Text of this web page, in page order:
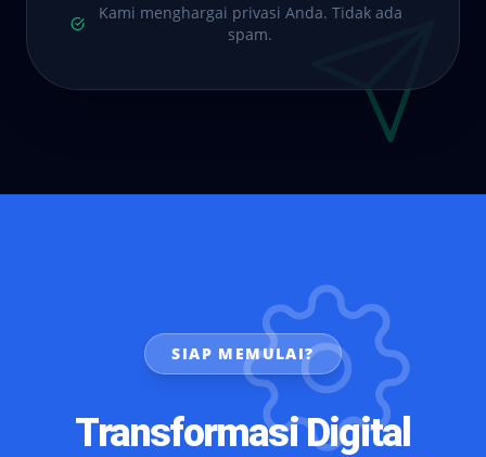
Kami menghargai privasi Anda. Tidak ada
spam.
SIAP MEMULAI?
Transformasi Digital